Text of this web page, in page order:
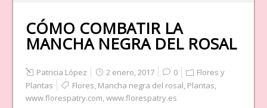
CÓMO COMBATIR LA
MANCHA NEGRA DEL ROSAL
Patricia López 2 enero, 2017 0
Flores y
Plantas
Flores, Mancha negra del rosal, Plantas,
www.florespatry.com,www.florespatry.es